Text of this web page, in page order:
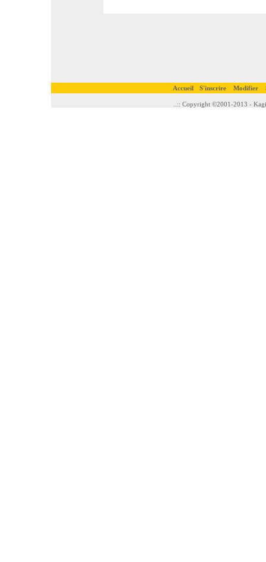
Accueil S'inscrire Modifier
..:: Copyright ©2001-2013 -